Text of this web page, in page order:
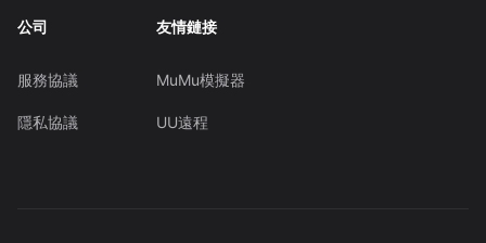
公司
服務協議
隱私協議
友情鏈接
MuMu模擬器
UU遠程